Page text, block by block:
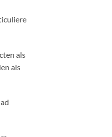
als
als